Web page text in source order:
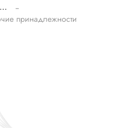
...
принадлежности